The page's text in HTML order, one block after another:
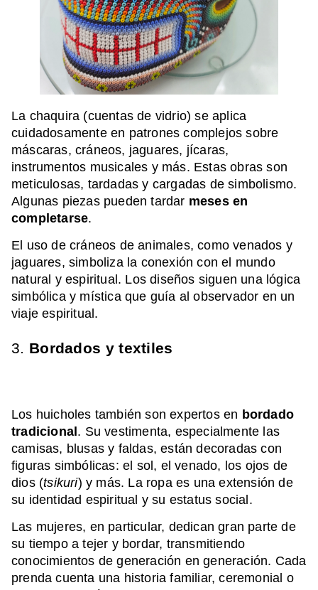
La chaquira (cuentas de vidrio) se aplica
cuidadosamente en patrones complejos sobre
máscaras, cráneos, jaguares, jícaras,
instrumentos musicales y más. Estas obras son
meticulosas, tardadas y cargadas de simbolismo.
Algunas piezas pueden tardar meses en
completarse.
El uso de cráneos de animales, como venados y
jaguares, simboliza la conexión con el mundo
natural y espiritual. Los diseños siguen una lógica
simbólica y mística que guía al observador en un
viaje espiritual.
3. Bordados y textiles
Los huicholes también son expertos en bordado
tradicional. Su vestimenta, especialmente las
camisas, blusas y faldas, están decoradas con
figuras simbólicas: el sol, el venado, los ojos de
dios (tsikuri) y más. La ropa es una extensión de
su identidad espiritual y su estatus social.
Las mujeres, en particular, dedican gran parte de
su tiempo a tejer y bordar, transmitiendo
conocimientos de generación en generación. Cada
prenda cuenta una historia familiar, ceremonial o